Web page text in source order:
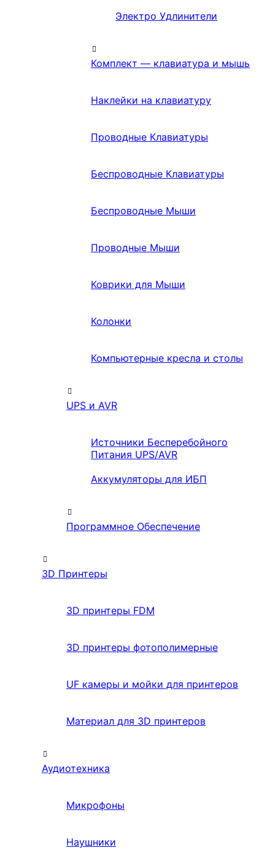
Электро Удлинители
Комплект — клавиатура и мышь
Наклейки на клавиатуру
Проводные Клавиатуры
Беспроводные Клавиатуры
Беспроводные Мыши
Проводные Мыши
Коврики для Мыши
Колонки
Компьютерные кресла и столы
UPS и AVR
Источники Бесперебойного
Питания UPS/AVR
Аккумуляторы для ИБП
Программное Обеспечение
3D Принтеры
3D принтеры FDM
3D принтеры фотополимерные
UF камеры и мойки для принтеров
Материал для 3D принтеров
Аудиотехника
Микрофоны
Наушники